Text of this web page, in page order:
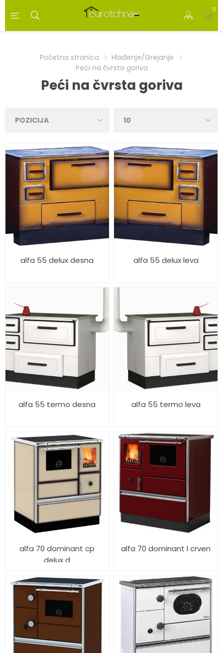
0
Početna stranica
Hlađenje/Grejanje
Peći na čvrsta goriva
Peći na čvrsta goriva
alfa 55 delux desna alfa 55 delux leva
alfa 55 termo desna alfa 55 termo leva
alfa 70 dominant cp
delux d
alfa 70 dominant l crven